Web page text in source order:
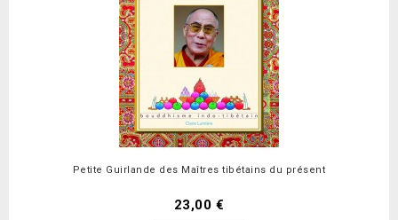
Petite Guirlande des Maîtres tibétains du présent
23,00 €